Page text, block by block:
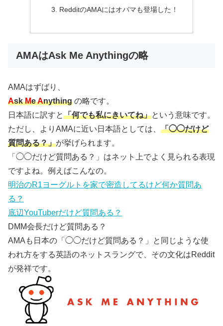
RedditのAMAにはオバマも登場した！
AMAはAsk Me Anythingの略
AMAはずばり、
AskMeAnything の略です。
日本語に訳すと「何でも私にきいてね」という意味です。
ただし、よりAMAに近い日本語としては、 「◯◯だけど
質問ある？」が挙げられます。
「◯◯だけど質問ある？」はネット上でよく見られる表現
ですよね。例えばこんなの。
明治のR1ヨーグルトを家で密造してるけど何か質問あ
る？
底辺YouTuberだけど質問ある？
DMM会長だけど質問ある？
AMAも日本の「◯◯だけど質問ある？」と同じような使
われ方をする英語のネットスラングで、その文化はReddit
が発祥です。